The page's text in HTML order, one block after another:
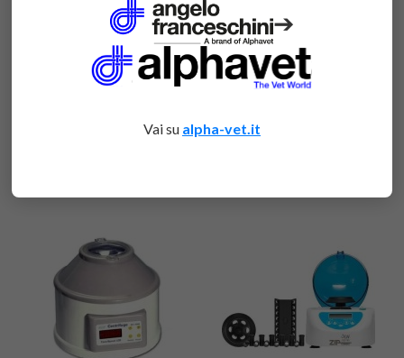
➔
Vai su alpha-vet.it